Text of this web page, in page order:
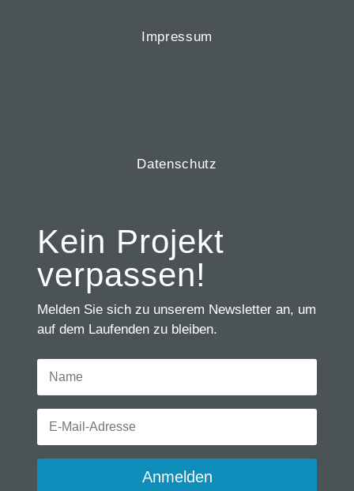
Impressum
Datenschutz
Kein Projekt
verpassen!
Melden Sie sich zu unserem Newsletter an, um
auf dem Laufenden zu bleiben.
Anmelden